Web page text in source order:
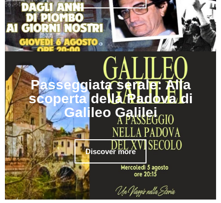
Passeggiata serale: Alla
scoperta della Padova di
Galileo Galilei
Discover more